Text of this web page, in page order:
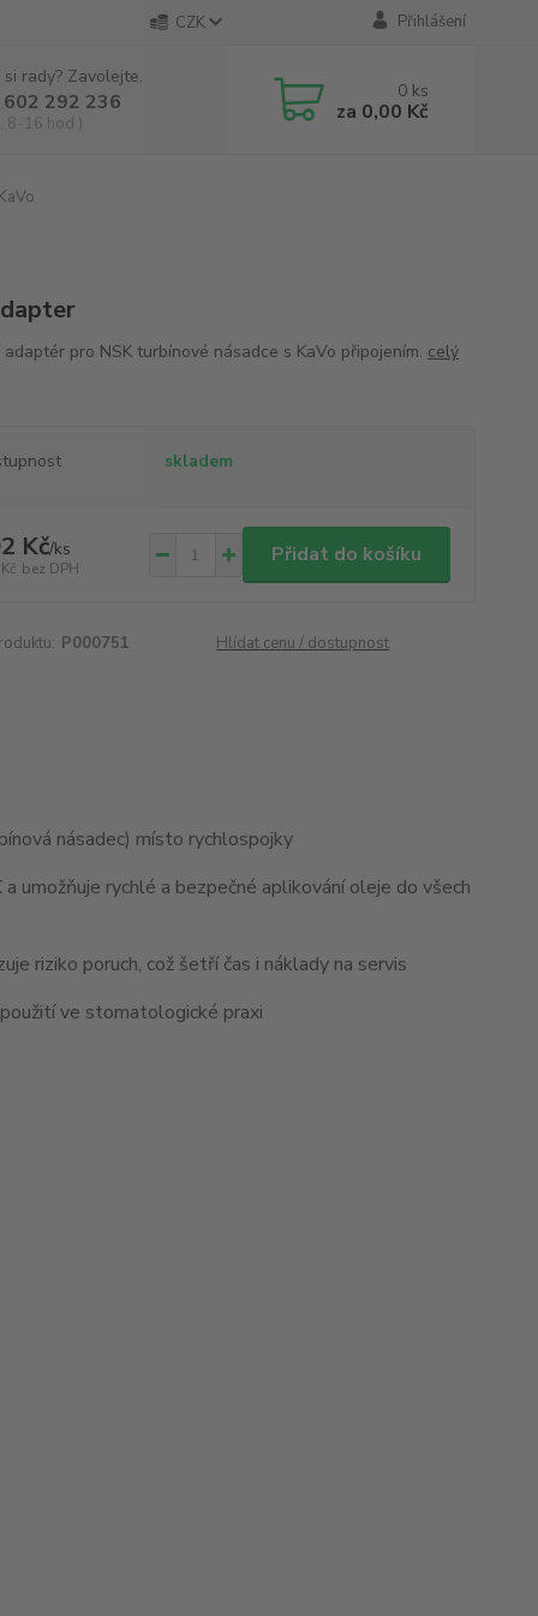
CZK Přihlášení
rady? Zavolejte.
292 236
8-16 hod.)
0 ks
za 0,00 Kč
adaptér pro NSK turbínové násadce s KaVo připojením. celý
skladem
Kč/ks
bez DPH
Přidat do košíku
P000751 Hlídat cenu / dostupnost
násadec) místo rychlospojky
umožňuje rychlé a bezpečné aplikování oleje do všech
riziko poruch, což šetří čas i náklady na servis
ve stomatologické praxi